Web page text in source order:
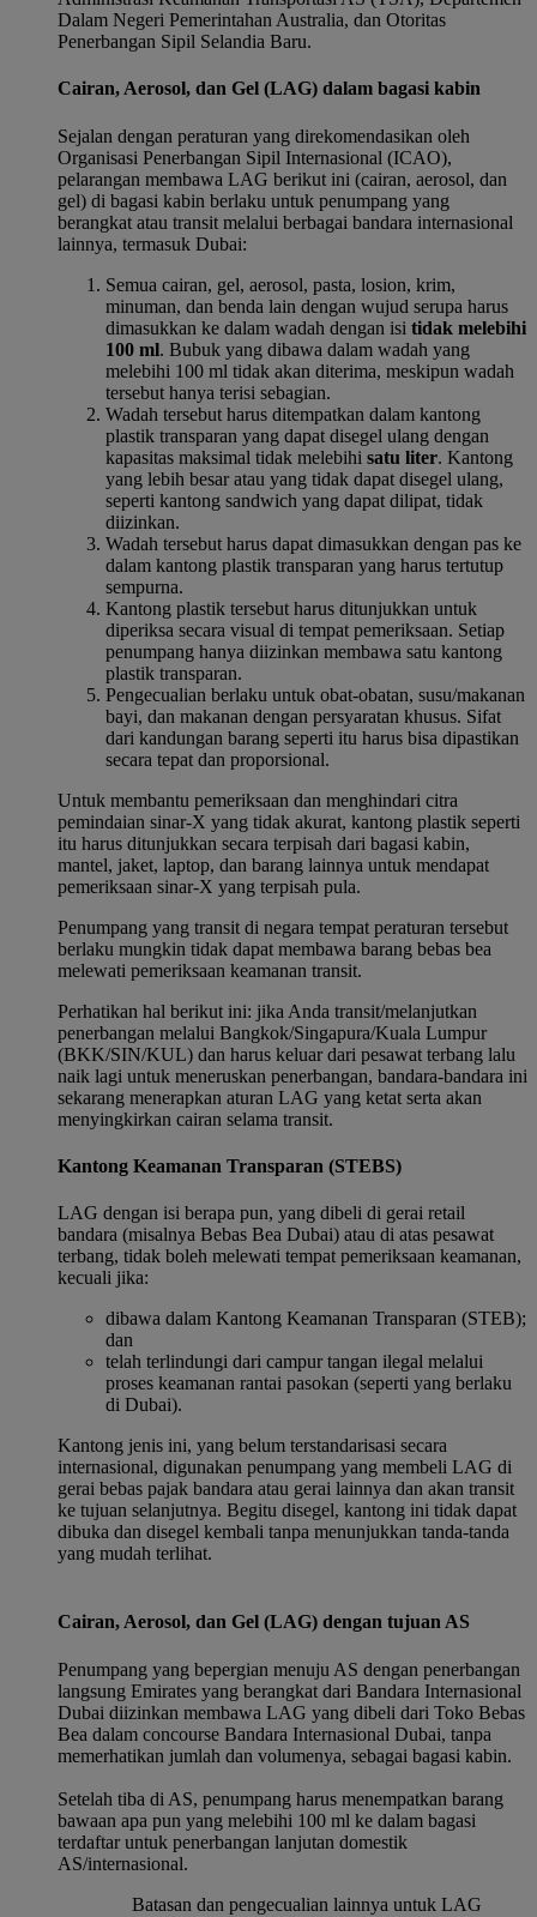
Dalam Negeri Pemerintahan Australia, dan Otoritas
Penerbangan Sipil Selandia Baru.
Cairan, Aerosol, dan Gel (LAG) dalam bagasi kabin
Sejalan dengan peraturan yang direkomendasikan oleh
Organisasi Penerbangan Sipil Internasional (ICAO),
pelarangan membawa LAG berikut ini (cairan, aerosol, dan
gel) di bagasi kabin berlaku untuk penumpang yang
berangkat atau transit melalui berbagai bandara internasional
lainnya, termasuk Dubai:
Semua cairan, gel, aerosol, pasta, losion, krim,
minuman, dan benda lain dengan wujud serupa harus
dimasukkan ke dalam wadah dengan isi tidak melebihi
100 ml. Bubuk yang dibawa dalam wadah yang
melebihi 100 ml tidak akan diterima, meskipun wadah
tersebut hanya terisi sebagian.
Wadah tersebut harus ditempatkan dalam kantong
plastik transparan yang dapat disegel ulang dengan
kapasitas maksimal tidak melebihi satu liter. Kantong
yang lebih besar atau yang tidak dapat disegel ulang,
seperti kantong sandwich yang dapat dilipat, tidak
diizinkan.
Wadah tersebut harus dapat dimasukkan dengan pas ke
dalam kantong plastik transparan yang harus tertutup
sempurna.
Kantong plastik tersebut harus ditunjukkan untuk
diperiksa secara visual di tempat pemeriksaan. Setiap
penumpang hanya diizinkan membawa satu kantong
plastik transparan.
Pengecualian berlaku untuk obat-obatan, susu/makanan
bayi, dan makanan dengan persyaratan khusus. Sifat
dari kandungan barang seperti itu harus bisa dipastikan
secara tepat dan proporsional.
Untuk membantu pemeriksaan dan menghindari citra
pemindaian sinar-X yang tidak akurat, kantong plastik seperti
itu harus ditunjukkan secara terpisah dari bagasi kabin,
mantel, jaket, laptop, dan barang lainnya untuk mendapat
pemeriksaan sinar-X yang terpisah pula.
Penumpang yang transit di negara tempat peraturan tersebut
berlaku mungkin tidak dapat membawa barang bebas bea
melewati pemeriksaan keamanan transit.
Perhatikan hal berikut ini: jika Anda transit/melanjutkan
penerbangan melalui Bangkok/Singapura/Kuala Lumpur
(BKK/SIN/KUL) dan harus keluar dari pesawat terbang lalu
naik lagi untuk meneruskan penerbangan, bandara-bandara ini
sekarang menerapkan aturan LAG yang ketat serta akan
menyingkirkan cairan selama transit.
Kantong Keamanan Transparan (STEBS)
LAG dengan isi berapa pun, yang dibeli di gerai retail
bandara (misalnya Bebas Bea Dubai) atau di atas pesawat
terbang, tidak boleh melewati tempat pemeriksaan keamanan,
kecuali jika:
dibawa dalam Kantong Keamanan Transparan (STEB);
dan
telah terlindungi dari campur tangan ilegal melalui
proses keamanan rantai pasokan (seperti yang berlaku
di Dubai).
Kantong jenis ini, yang belum terstandarisasi secara
internasional, digunakan penumpang yang membeli LAG di
gerai bebas pajak bandara atau gerai lainnya dan akan transit
ke tujuan selanjutnya. Begitu disegel, kantong ini tidak dapat
dibuka dan disegel kembali tanpa menunjukkan tanda-tanda
yang mudah terlihat.
Cairan, Aerosol, dan Gel (LAG) dengan tujuan AS
Penumpang yang bepergian menuju AS dengan penerbangan
langsung Emirates yang berangkat dari Bandara Internasional
Dubai diizinkan membawa LAG yang dibeli dari Toko Bebas
Bea dalam concourse Bandara Internasional Dubai, tanpa
memerhatikan jumlah dan volumenya, sebagai bagasi kabin.
Setelah tiba di AS, penumpang harus menempatkan barang
bawaan apa pun yang melebihi 100 ml ke dalam bagasi
terdaftar untuk penerbangan lanjutan domestik
AS/internasional.
Batasan dan pengecualian lainnya untuk LAG